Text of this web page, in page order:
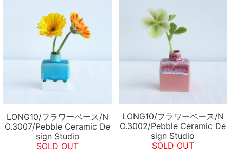
LONG10/フラワーベース/N
O.3007/Pebble Ceramic De
sign Studio
SOLD OUT
LONG10/フラワーベース/N
O.3002/Pebble Ceramic De
sign Studio
SOLD OUT